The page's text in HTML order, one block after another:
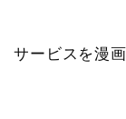
サービスを漫